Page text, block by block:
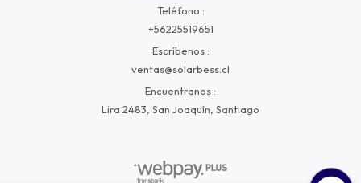
Teléfono
+56225519651
Escríbenos
ventas@solarbess.cl
Encuentranos
Lira 2483, San Joaquín, Santiago